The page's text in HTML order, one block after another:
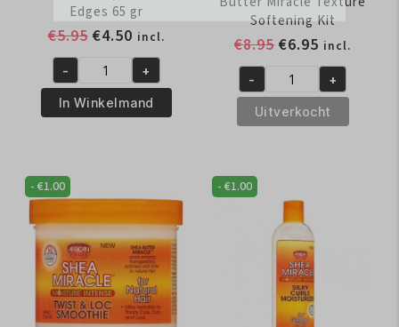
Edges 65 gr
€5.95 Oorspronkelijke
was:
€5.95.
€4.50Huidige
prijs
is:
€4.50.
incl.
African
Pride
Olive
Smooth
65
gr
aantal
- +
In Winkelmand
Softening Kit
€8.95
was:
€8.95.
€6.95 Huidige
prijs
is:
€6.95.
incl.
African
Pride
Shea
Miracle
Texture
Softening
aantal
- +
Uitverkocht
-€1.00 -€1.00